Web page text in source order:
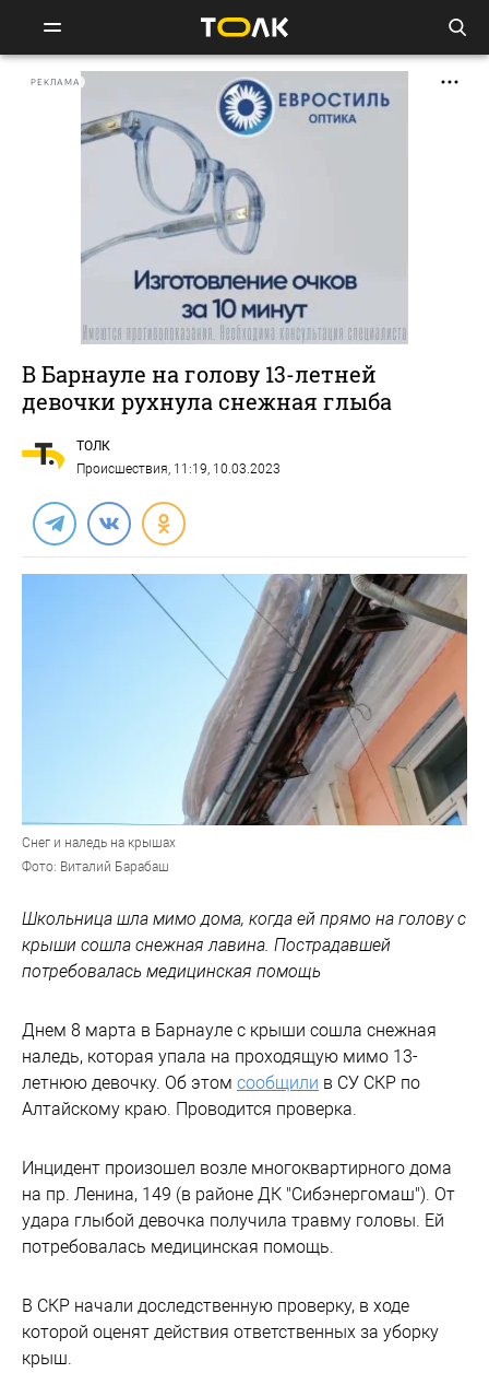
РЕКЛАМА
В Барнауле на голову 13-летней
девочки рухнула снежная глыба
ТОЛК
Происшествия, 11:19, 10.03.2023
Снег и наледь на крышах
Фото: Виталий Барабаш
Школьница шла мимо дома, когда ей прямо на голову с
крыши сошла снежная лавина. Пострадавшей
потребовалась медицинская помощь
Днем 8 марта в Барнауле с крыши сошла снежная
наледь, которая упала на проходящую мимо 13-
летнюю девочку. Об этом сообщили в СУ СКР по
Алтайскому краю. Проводится проверка.
Инцидент произошел возле многоквартирного дома
на пр. Ленина, 149 (в районе ДК "Сибэнергомаш"). От
удара глыбой девочка получила травму головы. Ей
потребовалась медицинская помощь.
В СКР начали доследственную проверку, в ходе
которой оценят действия ответственных за уборку
крыш.